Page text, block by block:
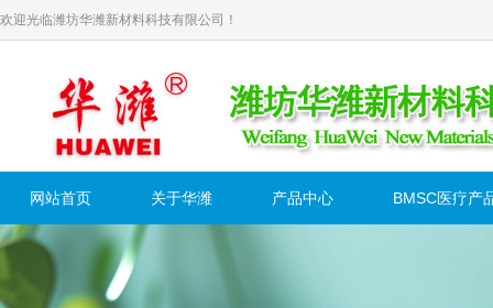
欢迎光临潍坊华潍新材料科技有限公司！
网站首页 关于华潍 产品中心 BMSC医疗产